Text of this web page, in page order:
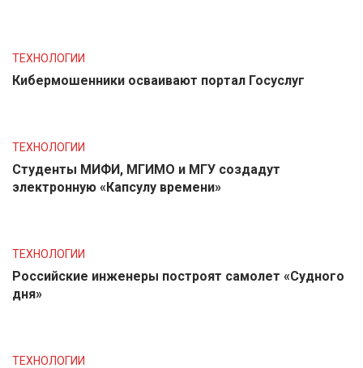
ТЕХНОЛОГИИ
Кибермошенники осваивают портал Госуслуг
ТЕХНОЛОГИИ
Студенты МИФИ, МГИМО и МГУ создадут
электронную «Капсулу времени»
ТЕХНОЛОГИИ
Российские инженеры построят самолет «Судного
дня»
ТЕХНОЛОГИИ